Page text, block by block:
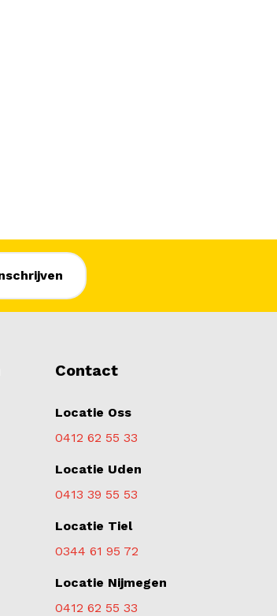
Contact
Locatie Oss
0412 62 55 33
Locatie Uden
0413 39 55 53
Locatie Tiel
0344 61 95 72
Locatie Nijmegen
0412 62 55 33